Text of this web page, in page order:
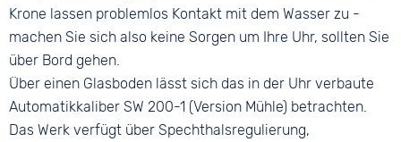
Krone lassen problemlos Kontakt mit dem Wasser zu -
machen Sie sich also keine Sorgen um Ihre Uhr, sollten Sie
über Bord gehen.
Über einen Glasboden lässt sich das in der Uhr verbaute
Automatikkaliber SW 200-1 (Version Mühle) betrachten.
Das Werk verfügt über Spechthalsregulierung,